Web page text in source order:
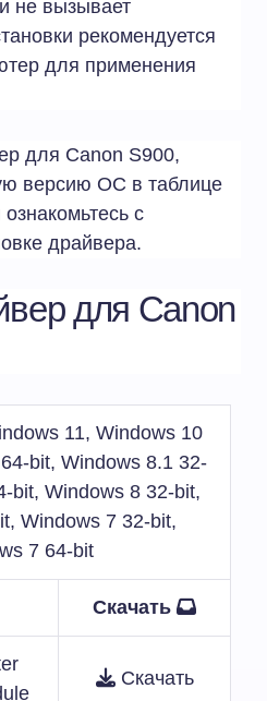
не вызывает
рекомендуется
для применения
для Canon S900,
версию ОС в таблице
с
драйвера.
для Canon
11, Windows 10
bit, Windows 8.1 32-
bit, Windows 8 32-bit,
Windows 7 32-bit,
7 64-bit
Скачать
Скачать